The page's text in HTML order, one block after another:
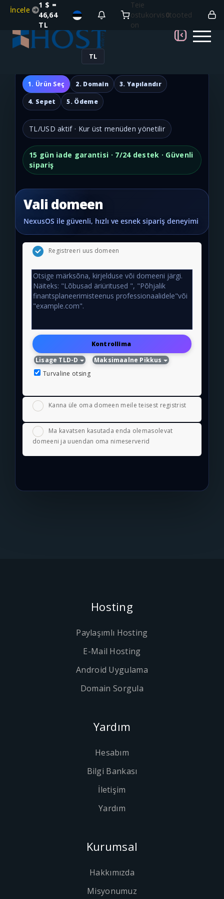
İncele
1 $ =
46,64
TL
Teie
ostukorvis
on
0tooted
TL
1. Ürün Seç 2. Domain 3. Yapılandır
4. Sepet 5. Ödeme
TL/USD aktif · Kur üst menüden yönetilir
15 gün iade garantisi · 7/24 destek · Güvenli
sipariş
Vali domeen
Registreeri uus domeen
Kontrollima
Lisage TLD-D
Maksimaalne Pikkus
Turvaline otsing
Kanna üle oma domeen meile teisest registrist
Ma kavatsen kasutada enda olemasolevat
domeeni ja uuendan oma nimeserverid
Hosting
Paylaşımlı Hosting
E-Mail Hosting
Android Uygulama
Domain Sorgula
Yardım
Hesabım
Bilgi Bankası
İletişim
Yardım
Kurumsal
Hakkımızda
Misyonumuz